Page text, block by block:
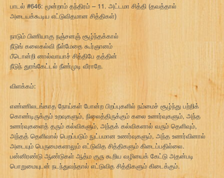
பாடல் #646: மூன்றாம் தந்திரம் – 11. அட்டமா சித்தி (தவத்தால்
அடையக்கூடிய எட்டுவிதமான சித்திகள்)
நாடும் பிணியாகு நஞ்சனஞ் சூழ்ந்தக்கால்
நீடுங் கலைகல்வி நீள்மேதை கூர்ஞானம்
பீடொன்றி னால்வாயாச் சித்திபே தத்தின்
நீடுந் துரங்கேட்டல் நீண்முடி வீராறே.
விளக்கம்:
எண்ணிலடங்காத நோய்கள் போன்ற பிறப்புகளில் நம்மைச் சூழ்ந்து பற்றிக்
கொண்டிருக்கும் உறவுகளும், நிலைத்திருக்கும் கலை உணர்வுகளும், அந்த
உணர்வுகளைத் தரும் கல்விகளும், அந்தக் கல்விகளால் வரும் தெளிவும்,
அந்தத் தெளிவால் பெறப்படும் நுட்பமான உணர்வுகளும், அந்த உணர்வினால்
அடையும் பெருமைகளாலும் எட்டுவித சித்திகளும் கிடைப்பதில்லை.
பன்னிரண்டு ஆண்டுகள் ஆத்ம குரு கூறிய வழியைக் கேட்டு அதன்படி
பொறுமையுடன் நடந்துவந்தால் எட்டுவித சித்திகளும் கிடைக்கும்.